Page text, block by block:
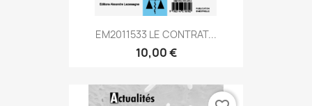
EM2011533 LE CONTRAT...
10,00 €